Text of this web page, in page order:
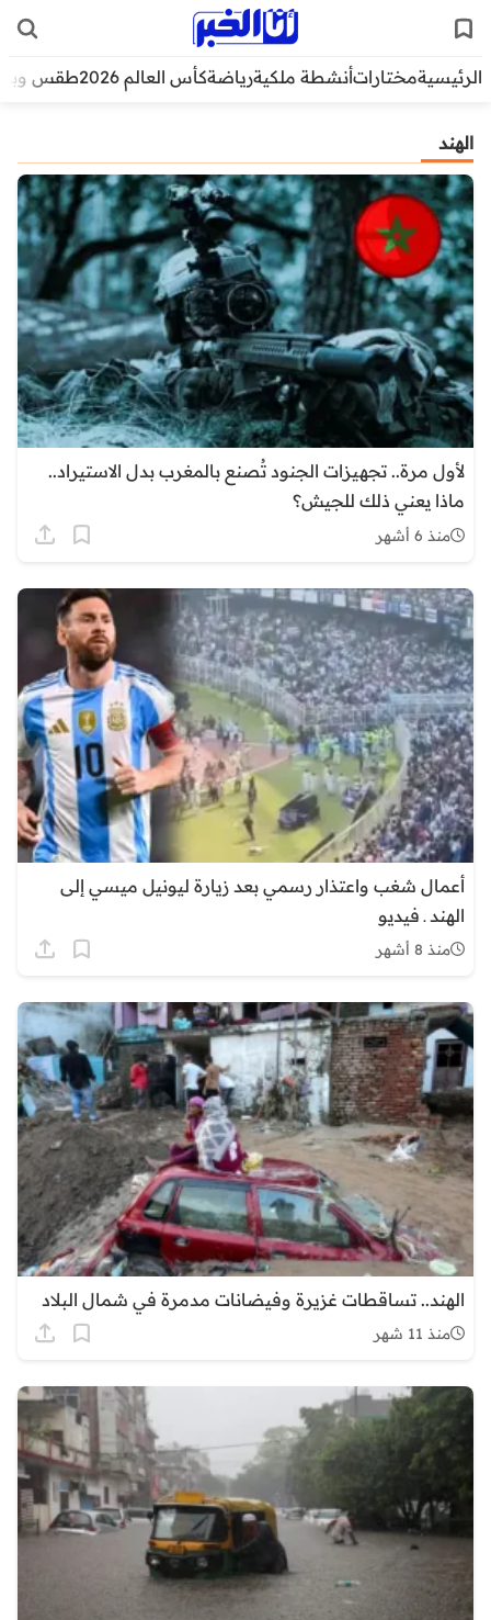
الرئيسيةمختاراتأنشطة ملكيةرياضةكأس العالم 2026 طقس
الهند
لأول مرة.. تجهيزات الجنود تُصنع بالمغرب بدل الاستيراد..
ماذا يعني ذلك للجيش؟
منذ 6 أشهر
أعمال شغب واعتذار رسمي بعد زيارة ليونيل ميسي إلى
الهند ـ فيديو
منذ 8 أشهر
الهند.. تساقطات غزيرة وفيضانات مدمرة في شمال البلاد
منذ 11 شهر